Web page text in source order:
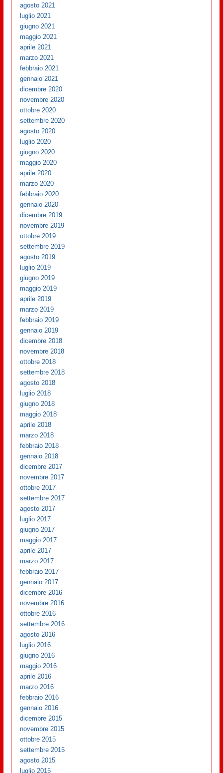
agosto 2021
luglio 2021
giugno 2021
maggio 2021
aprile 2021
marzo 2021
febbraio 2021
gennaio 2021
dicembre 2020
novembre 2020
ottobre 2020
settembre 2020
agosto 2020
luglio 2020
giugno 2020
maggio 2020
aprile 2020
marzo 2020
febbraio 2020
gennaio 2020
dicembre 2019
novembre 2019
ottobre 2019
settembre 2019
agosto 2019
luglio 2019
giugno 2019
maggio 2019
aprile 2019
marzo 2019
febbraio 2019
gennaio 2019
dicembre 2018
novembre 2018
ottobre 2018
settembre 2018
agosto 2018
luglio 2018
giugno 2018
maggio 2018
aprile 2018
marzo 2018
febbraio 2018
gennaio 2018
dicembre 2017
novembre 2017
ottobre 2017
settembre 2017
agosto 2017
luglio 2017
giugno 2017
maggio 2017
aprile 2017
marzo 2017
febbraio 2017
gennaio 2017
dicembre 2016
novembre 2016
ottobre 2016
settembre 2016
agosto 2016
luglio 2016
giugno 2016
maggio 2016
aprile 2016
marzo 2016
febbraio 2016
gennaio 2016
dicembre 2015
novembre 2015
ottobre 2015
settembre 2015
agosto 2015
luglio 2015